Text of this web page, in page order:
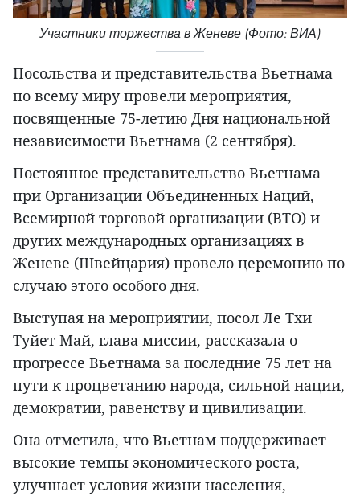
Участники торжества в Женеве (Фото: ВИА)
Посольства и представительства Вьетнама
по всему миру провели мероприятия,
посвященные 75-летию Дня национальной
независимости Вьетнама (2 сентября).
Постоянное представительство Вьетнама
при Организации Объединенных Наций,
Всемирной торговой организации (ВТО) и
других международных организациях в
Женеве (Швейцария) провело церемонию по
случаю этого особого дня.
Выступая на мероприятии, посол Ле Тхи
Туйет Май, глава миссии, рассказала о
прогрессе Вьетнама за последние 75 лет на
пути к процветанию народа, сильной нации,
демократии, равенству и цивилизации.
Она отметила, что Вьетнам поддерживает
высокие темпы экономического роста,
улучшает условия жизни населения,